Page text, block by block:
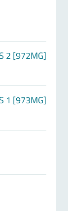
2 [972MG]
1 [973MG]